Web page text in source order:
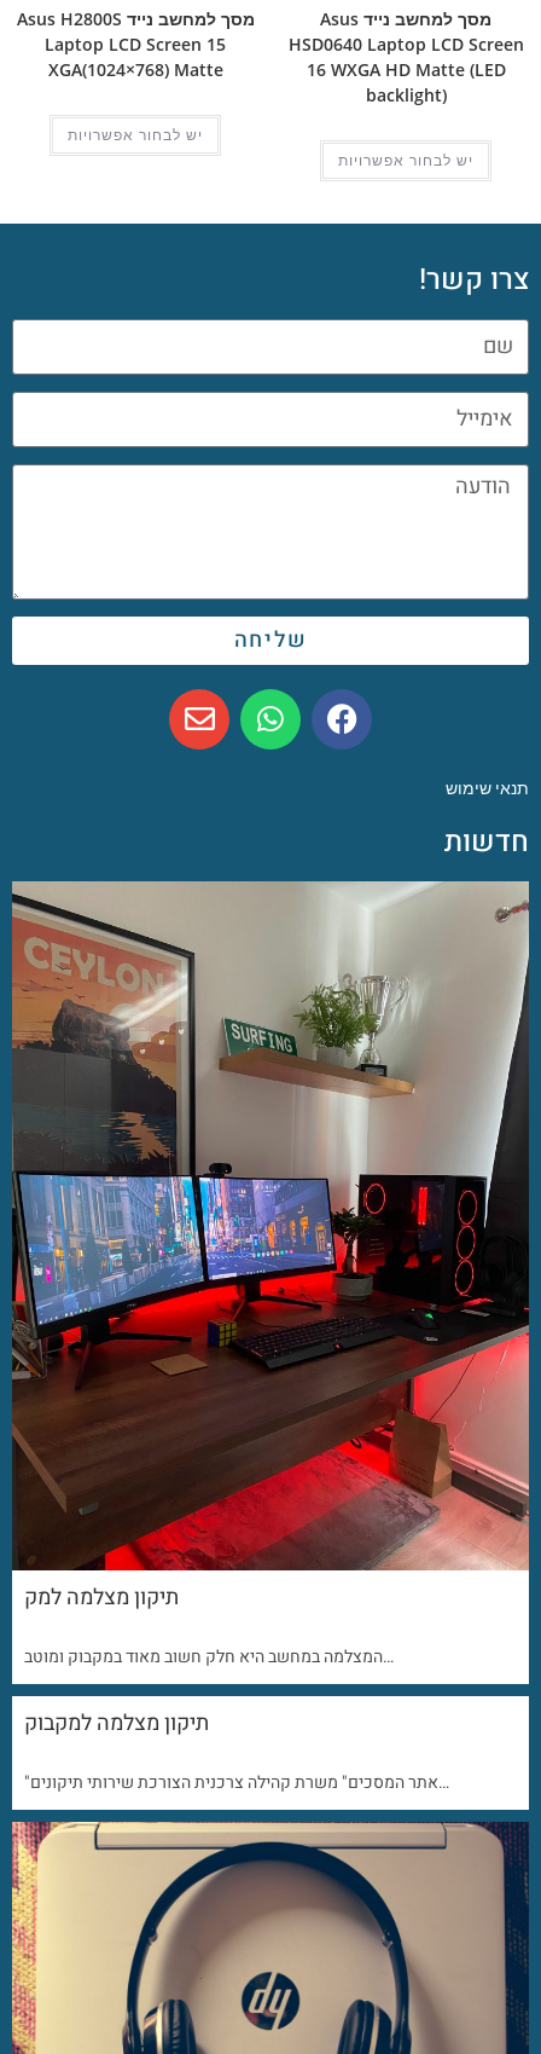
מסך למחשב נייד Asus
HSD0640 Laptop LCD Screen
16 WXGA HD Matte (LED
backlight)
יש לבחור אפשרויות
מסך למחשב נייד Asus H2800S
Laptop LCD Screen 15
XGA(1024×768) Matte
יש לבחור אפשרויות
צרו קשר!
שליחה
תנאי שימוש
חדשות
תיקון מצלמה למק
המצלמה במחשב היא חלק חשוב מאוד במקבוק ומוטב…
תיקון מצלמה למקבוק
"אתר המסכים" משרת קהילה צרכנית הצורכת שירותי תיקונים…